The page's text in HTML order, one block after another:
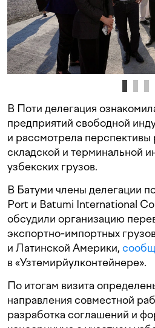
В Поти делегация
предприятий свободной
и рассмотрела
складской и терминальной
узбекских грузов.
В Батуми члены делегации
Port и Batumi International
обсудили организацию
экспортно-импортных
и Латинской Америки,
в «Узтемирйулконтейнере».
По итогам визита
направления совместной
разработка соглашений и